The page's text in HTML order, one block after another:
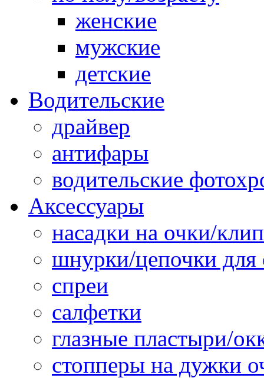
женские
мужские
детские
Водительские
драйвер
антифары
водительские
Аксессуары
насадки на очки/
шнурки/цепочки для
спреи
салфетки
глазные пластыри/
стопперы на дужки